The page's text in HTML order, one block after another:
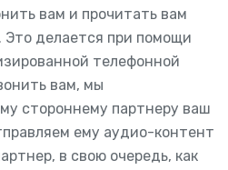
вам и прочитать вам
делается при помощи
телефонной
вам, мы
стороннему партнеру ваш
ему аудио-контент
в свою очередь, как